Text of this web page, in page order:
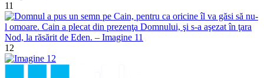
11
12